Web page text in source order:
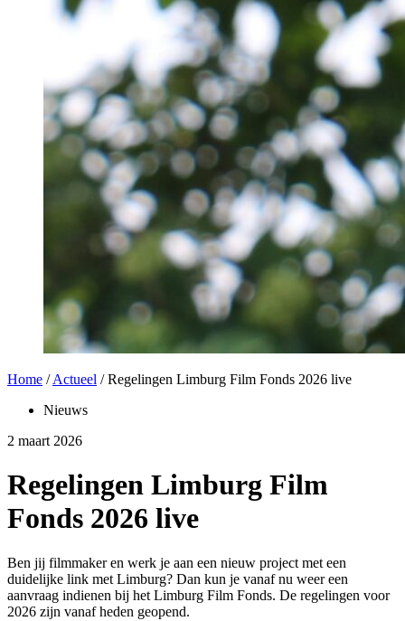
Home / Actueel / Regelingen Limburg Film Fonds 2026 live
Nieuws
2 maart 2026
Regelingen Limburg Film
Fonds 2026 live
Ben jij filmmaker en werk je aan een nieuw project met een
duidelijke link met Limburg? Dan kun je vanaf nu weer een
aanvraag indienen bij het Limburg Film Fonds. De regelingen voor
2026 zijn vanaf heden geopend.